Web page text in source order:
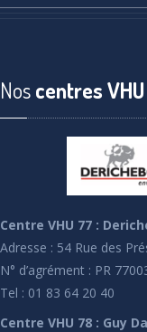
Noscentres
Centre VHU 77 :
Adresse : 54 Rue des
N° d’agrément : PR
Tel : 01 83 64 20 40
Centre VHU 78 : Guy